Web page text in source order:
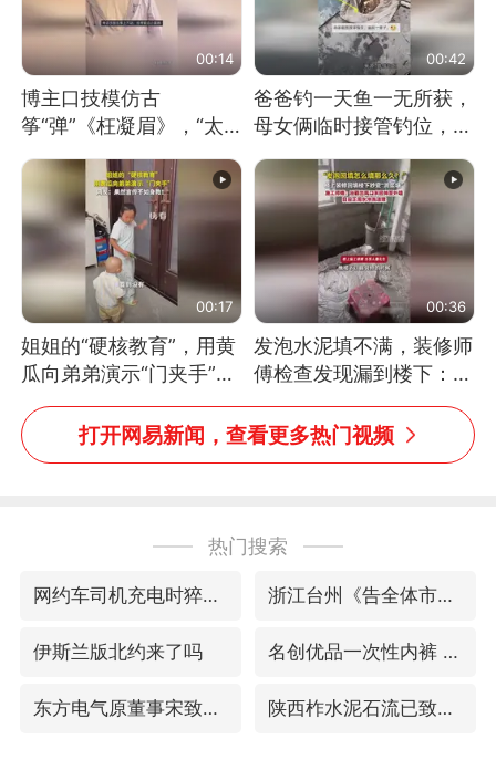
00:14
博主口技模仿古
筝“弹”《枉凝眉》，“太
像了～你是吃古筝长大的
吗？”“或将成为首位考级
不带古筝的选手。”（来
源：新华每日电讯）
00:42
爸爸钓一天鱼一无所获，
母女俩临时接管钓位，用
玩具鱼竿钓上大鱼
00:17
姐姐的“硬核教育”，用黄
瓜向弟弟演示“门夹手”，
网友：果然言传不如身
教！
00:36
发泡水泥填不满，装修师
傅检查发现漏到楼下：出
风口未延伸到外墙
打开网易新闻，查看更多热门视频
热门搜索
网约车司机充电时猝死保险拒赔 浙江台州《告全体市民书》
伊斯兰版北约来了吗 名创优品一次性内裤 颜面尽失
东方电气原董事宋致远被查 陕西柞水泥石流已致2死 仍有1人失联